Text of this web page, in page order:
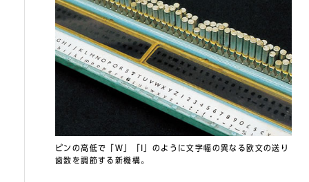
ピンの高低で「W」「I」のように文字幅の異なる欧文の送り
歯数を調節する新機構。